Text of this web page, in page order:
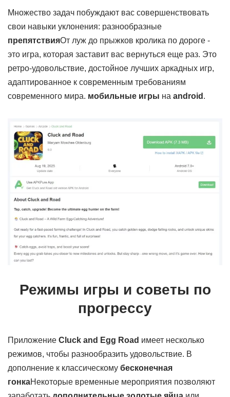
Множество задач побуждают вас совершенствовать
свои навыки уклонения: разнообразные
препятствияОт луж до прыжков кролика по дороге -
это игра, которая заставит вас вернуться еще раз. Это
ретро-удовольствие, достойное лучших аркадных игр,
адаптированное к современным требованиям
современного мира. мобильные игры на android .
Режимы игры и советы по
прогрессу
Приложение Cluck and Egg Road имеет несколько
режимов, чтобы разнообразить удовольствие. В
дополнение к классическому бесконечная
гонкаНекоторые временные мероприятия позволяют